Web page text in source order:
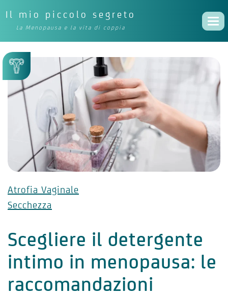
Il mio piccolo segreto
La Menopausa e la vita di coppia
Atrofia Vaginale
Secchezza
Scegliere il detergente
intimo in menopausa: le
raccomandazioni